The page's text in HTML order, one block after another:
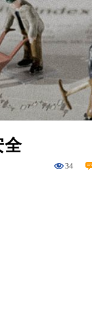
全
34